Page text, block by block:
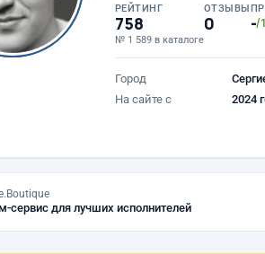
РЕЙТИНГ
758
№ 1 589 в каталоге
ОТЗЫВЫ
0 -/
Город
На сайте с
2024
сервис для лучших исполнителей